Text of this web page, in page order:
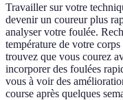
Travailler sur votre
devenir un coureur plus
analyser votre foulée.
température de votre
trouvez que vous courez
incorporer des foulées
vous à voir des
course après quelques